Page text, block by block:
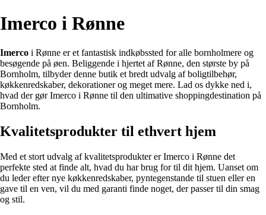
Imerco i Rønne
Imerco i Rønne er et fantastisk indkøbssted for alle bornholmere og
besøgende på øen. Beliggende i hjertet af Rønne, den største by på
Bornholm, tilbyder denne butik et bredt udvalg af boligtilbehør,
køkkenredskaber, dekorationer og meget mere. Lad os dykke ned i,
hvad der gør Imerco i Rønne til den ultimative shoppingdestination på
Bornholm.
Kvalitetsprodukter til ethvert hjem
Med et stort udvalg af kvalitetsprodukter er Imerco i Rønne det
perfekte sted at finde alt, hvad du har brug for til dit hjem. Uanset om
du leder efter nye køkkenredskaber, pyntegenstande til stuen eller en
gave til en ven, vil du med garanti finde noget, der passer til din smag
og stil.